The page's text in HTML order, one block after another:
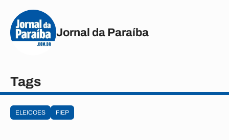
Jornal da Paraíba
Tags
ELEICOES FIEP